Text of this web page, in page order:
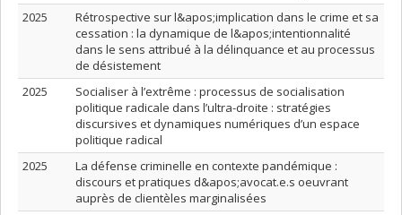
2025
Rétrospective sur l&apos;implication dans le crime et sa
cessation : la dynamique de l&apos;intentionnalité
dans le sens attribué à la délinquance et au processus
de désistement
2025
Socialiser à l’extrême : processus de socialisation
politique radicale dans l’ultra-droite : stratégies
discursives et dynamiques numériques d’un espace
politique radical
2025
La défense criminelle en contexte pandémique :
discours et pratiques d&apos;avocat.e.s oeuvrant
auprès de clientèles marginalisées